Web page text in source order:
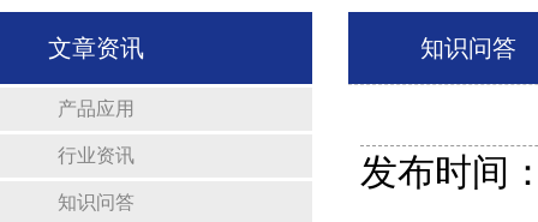
文章资讯
产品应用
行业资讯
知识问答
知识问答
发布时间